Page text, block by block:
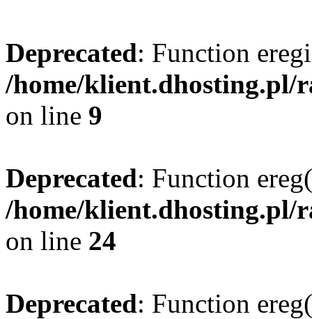
Deprecated: Function
/home/klient.dhosting.pl/
on line 9
Deprecated: Function
/home/klient.dhosting.pl/
on line 24
Deprecated: Function